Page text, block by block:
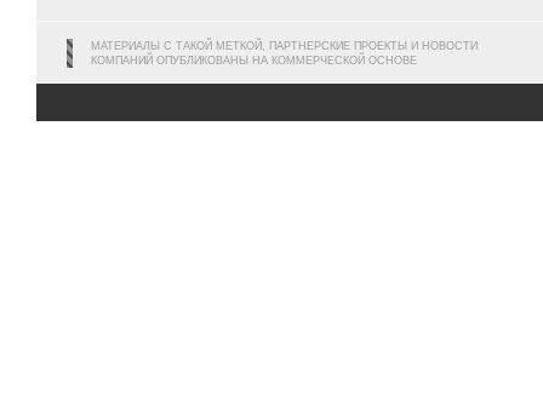
МАТЕРИАЛЫ С ТАКОЙ МЕТКОЙ, ПАРТНЕРСКИЕ ПРОЕКТЫ И НОВОСТИ
КОМПАНИЙ ОПУБЛИКОВАНЫ НА КОММЕРЧЕСКОЙ ОСНОВЕ